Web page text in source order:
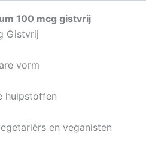
100 mcg gistvrij
Gistvrij
vorm
hulpstoffen
en veganisten